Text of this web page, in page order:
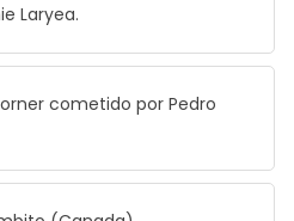
Laryea.
cometido por Pedro